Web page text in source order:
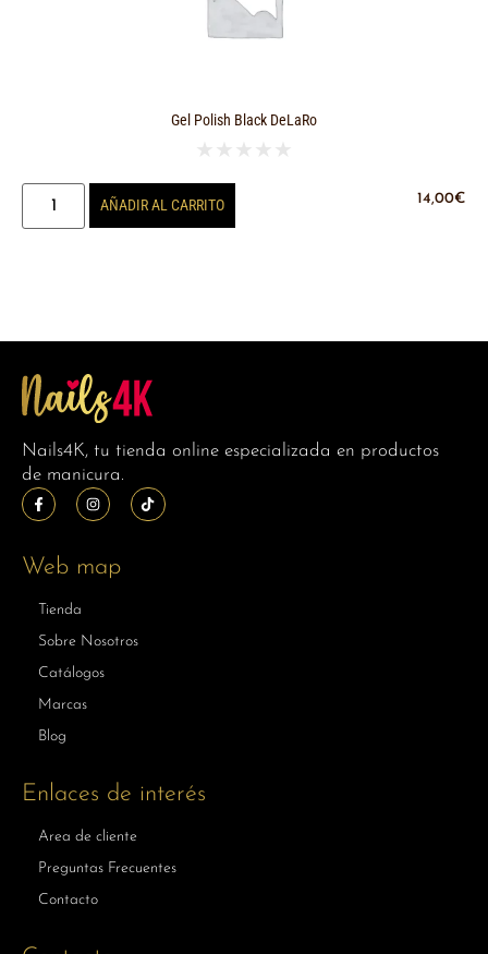
Gel Polish Black DeLaRo
★ ★ ★ ★ ★
14,00€
AÑADIR AL CARRITO
Nails4K, tu tienda online especializada en productos
de manicura.
Web map
Tienda
Sobre Nosotros
Catálogos
Marcas
Blog
Enlaces de interés
Area de cliente
Preguntas Frecuentes
Contacto